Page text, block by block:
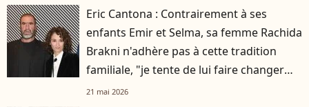
Eric Cantona : Contrairement à ses
enfants Emir et Selma, sa femme Rachida
Brakni n'adhère pas à cette tradition
familiale, "je tente de lui faire changer
d'avis"
21 mai 2026